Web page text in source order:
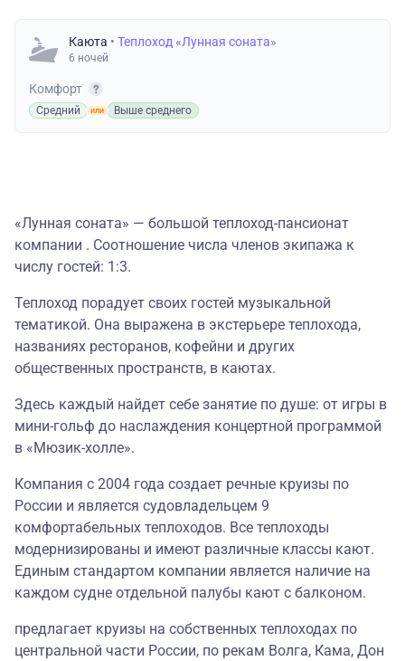
Каюта • Теплоход «Лунная соната»
6 ночей
Комфорт
Средний Выше среднего
«Лунная соната» — большой теплоход-пансионат
компании . Соотношение числа членов экипажа к
числу гостей: 1:3.
Теплоход порадует своих гостей музыкальной
тематикой. Она выражена в экстерьере теплохода,
названиях ресторанов, кофейни и других
общественных пространств, в каютах.
Здесь каждый найдет себе занятие по душе: от игры в
мини-гольф до наслаждения концертной программой
в «Мюзик-холле».
Компания с 2004 года создает речные круизы по
России и является судовладельцем 9
комфортабельных теплоходов. Все теплоходы
модернизированы и имеют различные классы кают.
Единым стандартом компании является наличие на
каждом судне отдельной палубы кают с балконом.
предлагает круизы на собственных теплоходах по
центральной части России, по рекам Волга, Кама, Дон